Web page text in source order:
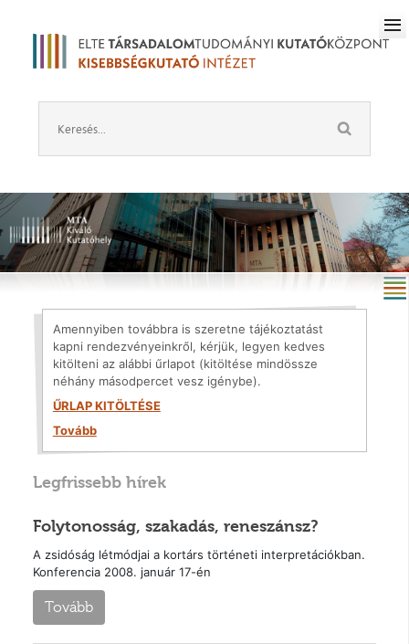
Amennyiben továbbra is szeretne tájékoztatást
kapni rendezvényeinkről, kérjük, legyen kedves
kitölteni az alábbi űrlapot (kitöltése mindössze
néhány másodpercet vesz igénybe).
ŰRLAP KITÖLTÉSE
Tovább
Legfrissebb hírek
Folytonosság, szakadás, reneszánsz?
A zsidóság létmódjai a kortárs történeti interpretációkban.
Konferencia 2008. január 17-én
Tovább